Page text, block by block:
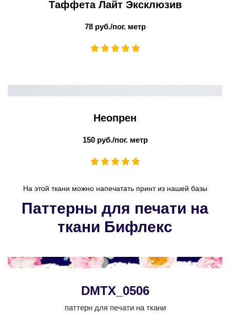
Таффета Лайт Эксклюзив
78 руб./пог. метр
Неопрен
150 руб./пог. метр
На этой ткани можно напечатать принт из нашей базы
Паттерны для печати на
ткани Бифлекс
DMTX_0506
паттерн для печати на ткани